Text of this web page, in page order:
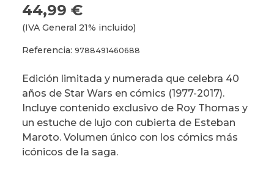
44,99 €
(IVA General 21% incluido)
Referencia: 9788491460688
Edición limitada y numerada que celebra 40
años de Star Wars en cómics (1977-2017).
Incluye contenido exclusivo de Roy Thomas y
un estuche de lujo con cubierta de Esteban
Maroto. Volumen único con los cómics más
icónicos de la saga.